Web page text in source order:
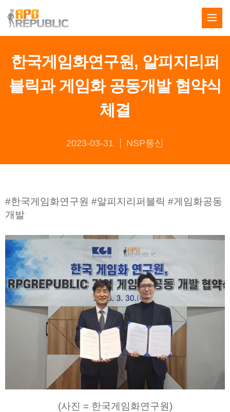
한국게임화연구원, 알피지리퍼
블릭과 게임화 공동개발 협약식
체결
2023-03-31 NSP통신
#한국게임화연구원 #알피지리퍼블릭 #게임화공동
개발
(사진 = 한국게임화연구원)